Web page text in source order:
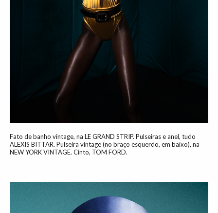
Fato de banho vintage, na LE GRAND STRIP. Pulseiras e anel, tudo
ALEXIS BITTAR. Pulseira vintage (no braço esquerdo, em baixo), na
NEW YORK VINTAGE. Cinto, TOM FORD.